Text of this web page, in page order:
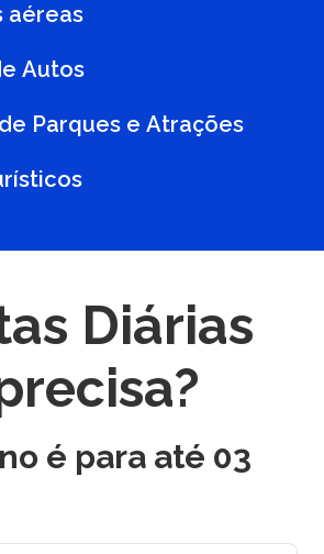
aéreas
Autos
Parques e Atrações
Diárias
é para até 03